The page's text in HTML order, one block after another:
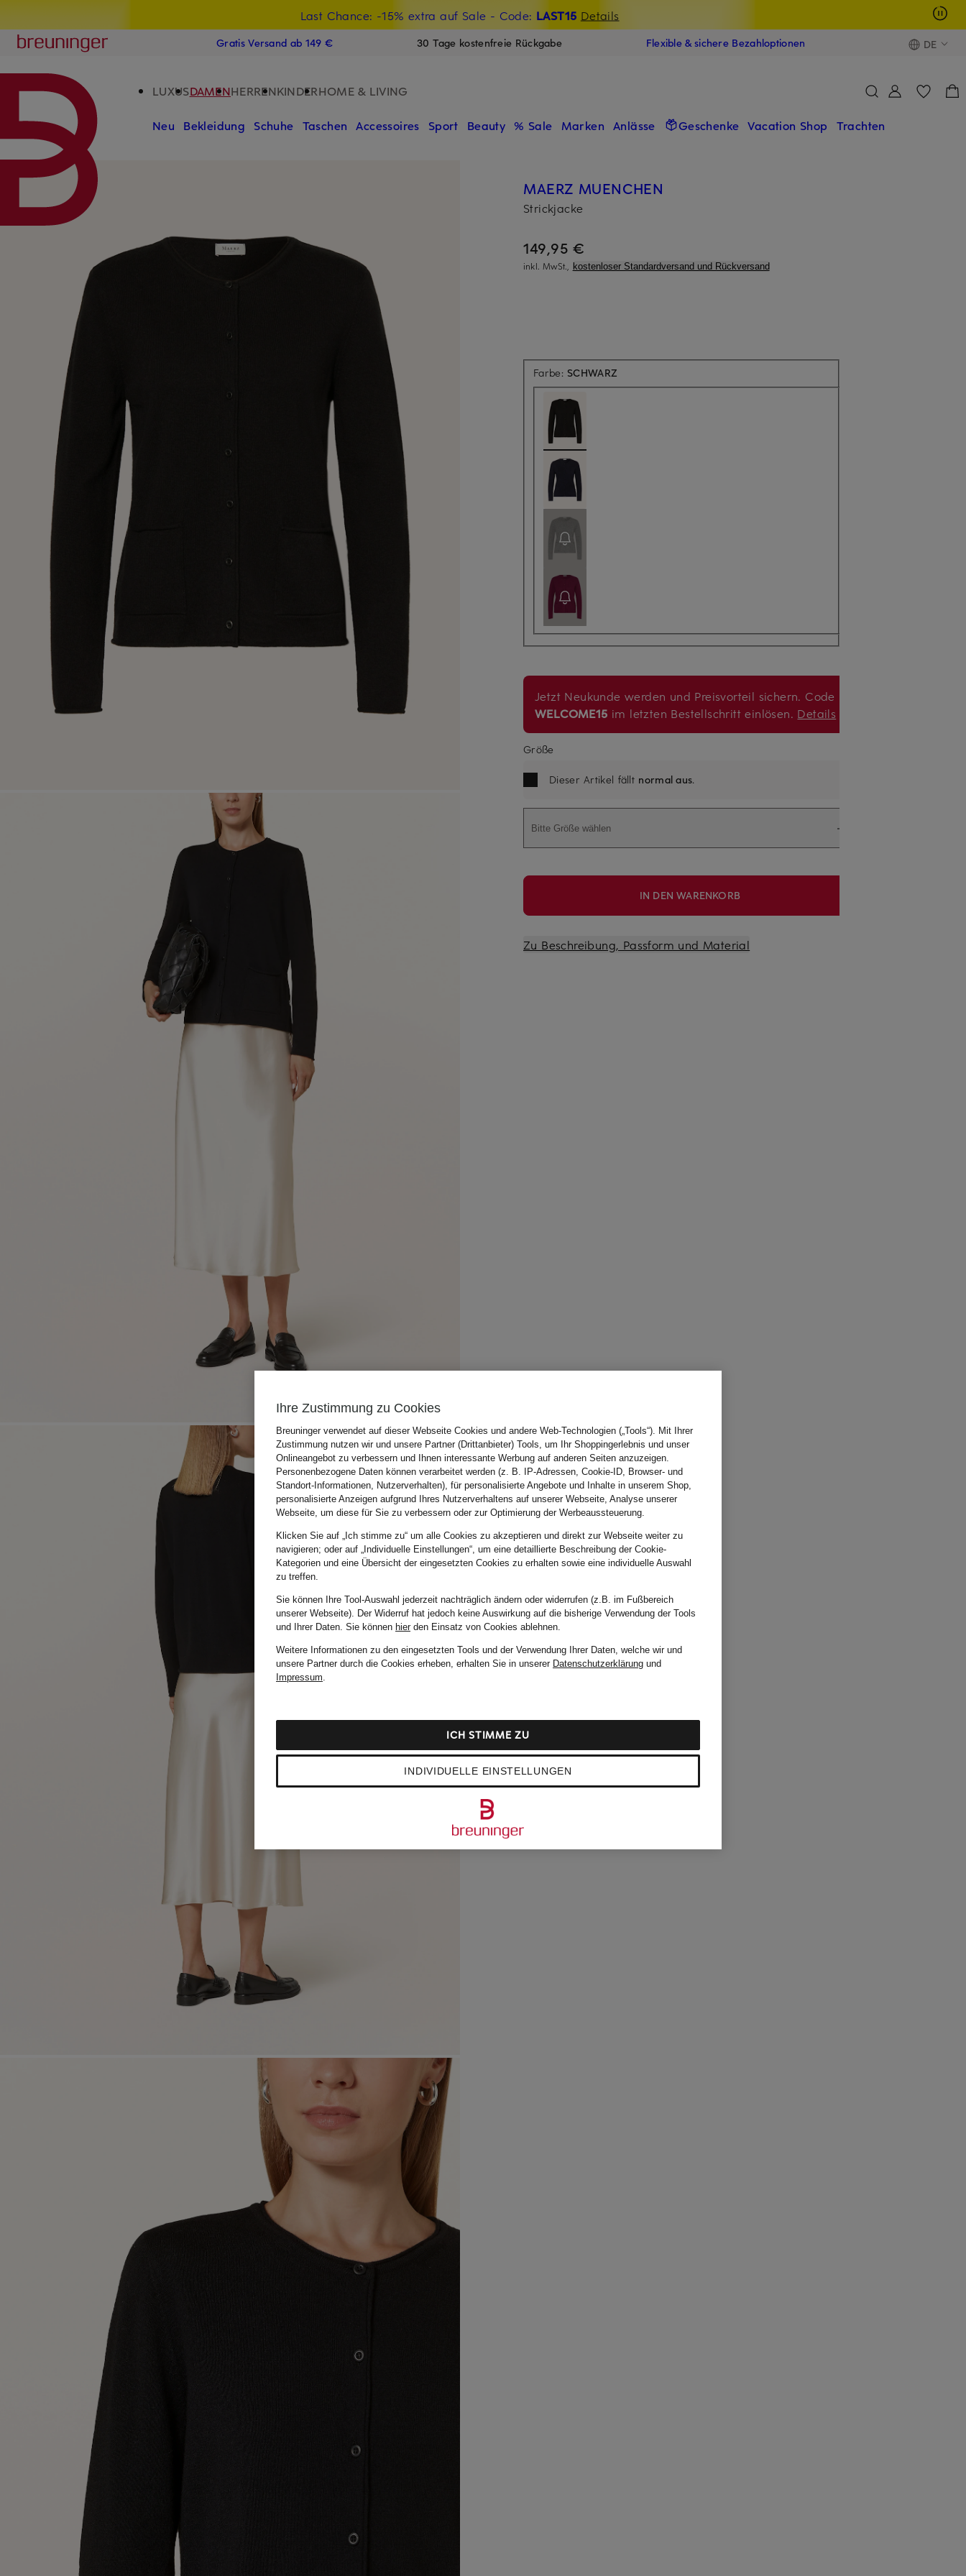
Last Chance: -15% extra auf Sale - Code: LAST15 Details
15€-Willkommensgutschein mit Beyond sichern
Breuninger
Gratis Versand ab 149 € 30 Tage kostenfreie Rückgabe Flexible & sichere Bezahloptionen DE
LUXUSDAMENHERRENKINDERHOME & LIVING
Neu Bekleidung Schuhe Taschen Accessoires Sport Beauty % Sale Marken Anlässe Geschenke Vacation Shop Trachten
MAERZ MUENCHEN
Strickjacke
149,95 €
inkl. MwSt., kostenloser Standardversand und Rückversand
Farbe: SCHWARZ
Jetzt Neukunde werden und Preisvorteil sichern. Code
WELCOME15 im letzten Bestellschritt einlösen. Details
Größe
Dieser Artikel fällt normal aus.
Bitte Größe wählen
IN DEN WARENKORB
Zu Beschreibung, Passform und Material
Ihre Zustimmung zu Cookies
Breuninger verwendet auf dieser Webseite Cookies und andere Web-Technologien („Tools“). Mit Ihrer
Zustimmung nutzen wir und unsere Partner (Drittanbieter) Tools, um Ihr Shoppingerlebnis und unser
Onlineangebot zu verbessern und Ihnen interessante Werbung auf anderen Seiten anzuzeigen.
Personenbezogene Daten können verarbeitet werden (z. B. IP-Adressen, Cookie-ID, Browser- und
Standort-Informationen, Nutzerverhalten), für personalisierte Angebote und Inhalte in unserem Shop,
personalisierte Anzeigen aufgrund Ihres Nutzerverhaltens auf unserer Webseite, Analyse unserer
Webseite, um diese für Sie zu verbessern oder zur Optimierung der Werbeaussteuerung.
Klicken Sie auf „Ich stimme zu“ um alle Cookies zu akzeptieren und direkt zur Webseite weiter zu
navigieren; oder auf „Individuelle Einstellungen“, um eine detaillierte Beschreibung der Cookie-
Kategorien und eine Übersicht der eingesetzten Cookies zu erhalten sowie eine individuelle Auswahl
zu treffen.
Sie können Ihre Tool-Auswahl jederzeit nachträglich ändern oder widerrufen (z.B. im Fußbereich
unserer Webseite). Der Widerruf hat jedoch keine Auswirkung auf die bisherige Verwendung der Tools
und Ihrer Daten. Sie können hierden Einsatz von Cookies ablehnen.
Weitere Informationen zu den eingesetzten Tools und der Verwendung Ihrer Daten, welche wir und
unsere Partner durch die Cookies erheben, erhalten Sie in unserer Datenschutzerklärung und
Impressum.
INDIVIDUELLE EINSTELLUNGEN
ICH STIMME ZU